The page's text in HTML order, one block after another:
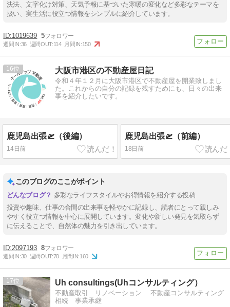
決法、文字化け対策、天気予報に基づいた寒暖の変化など多彩なテーマを
扱い、実生活に役立つ情報をシンプルに紹介しています。
1019639 5
週間IN:36 週間OUT:114 月間IN:150
16 大阪市港区の不動産屋日記
令和４年１２月に大阪市港区で不動産屋を開業致しまし
た。これからの自分の記録を残すためにも、日々の出来
事を紹介したいです。
鹿児島出張🛫（後編）
14日前
鹿児島出張🛫（前編）
18日前
このブログのここがポイント
多彩なライフスタイルやお得情報を紹介する投稿
投資や趣味、仕事の合間の出来事を軽やかに記録し、読者にとって親しみ
やすく役立つ情報を中心に展開しています。変化や新しい発見を気取らず
に伝えることで、自然体の魅力を引き出しています。
2097193 8
週間IN:30 週間OUT:70 月間IN:160
17 Uh consultings(Uhコンサルティング）
不動産取引 リノベーション 不動産コンサルティング
相続 事業承継